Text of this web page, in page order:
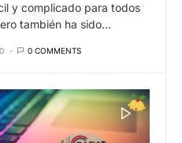
y complicado para todos
también ha sido…
0 COMMENTS